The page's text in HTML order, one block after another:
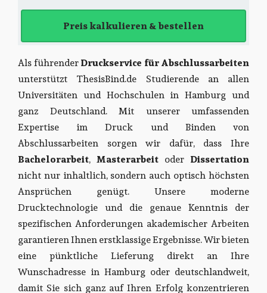
Preis kalkulieren & bestellen
Als führenderDruckservice für Abschlussarbeiten
unterstützt ThesisBind.de Studierende an allen
Universitäten und Hochschulen in Hamburg und
ganz Deutschland. Mit unserer umfassenden
Expertise im Druck und Binden von
Abschlussarbeiten sorgen wir dafür, dass Ihre
Bachelorarbeit, Masterarbeit oder Dissertation
nicht nur inhaltlich, sondern auch optisch höchsten
Ansprüchen genügt. Unsere moderne
Drucktechnologie und die genaue Kenntnis der
spezifischen Anforderungen akademischer Arbeiten
garantieren Ihnen erstklassige Ergebnisse. Wir bieten
eine pünktliche Lieferung direkt an Ihre
Wunschadresse in Hamburg oder deutschlandweit,
damit Sie sich ganz auf Ihren Erfolg konzentrieren